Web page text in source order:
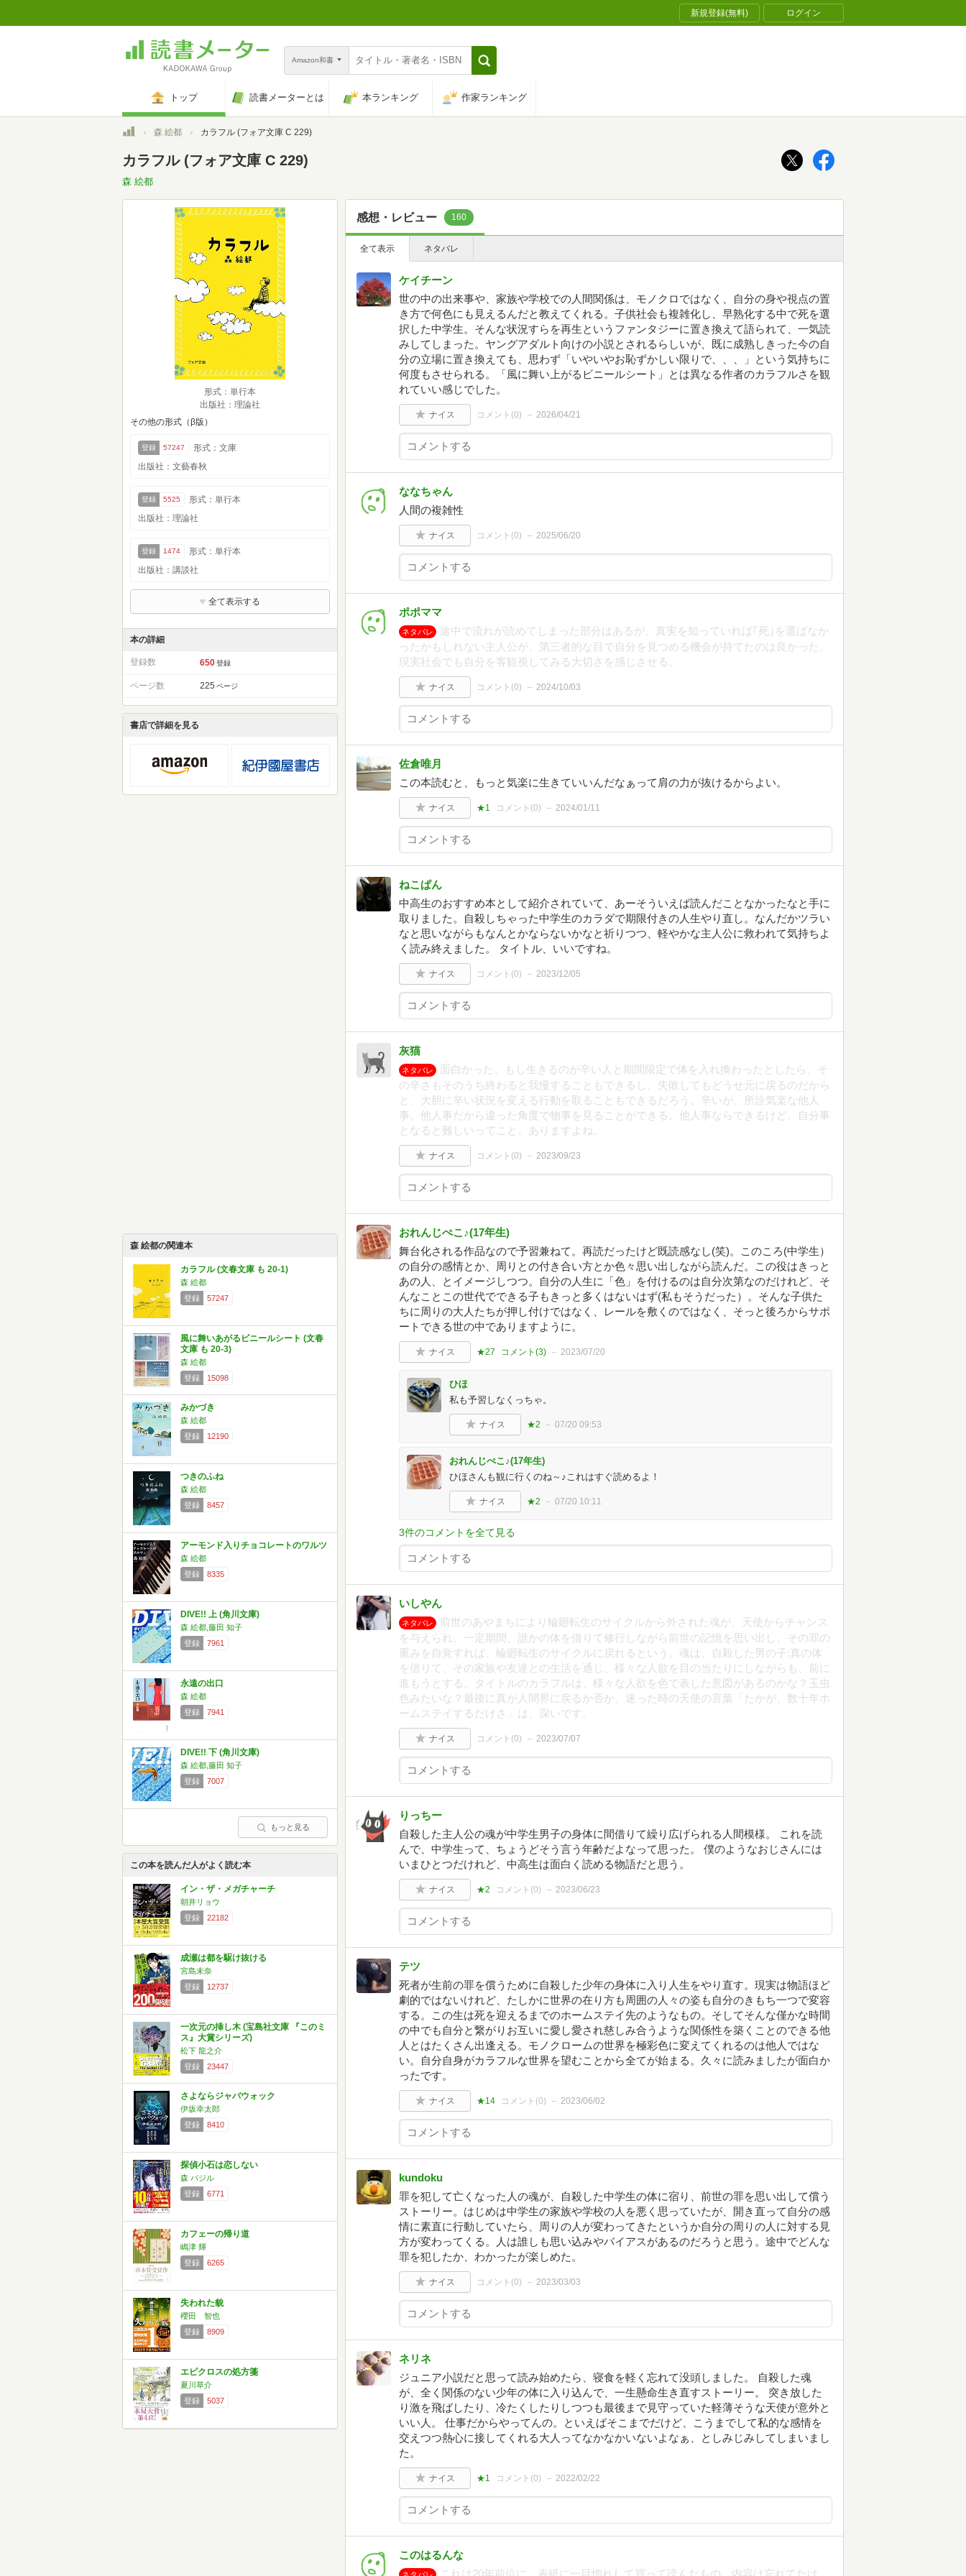
新規登録(無料) ログイン
Amazon和書
トップ 読書メーターとは 本ランキング 作家ランキング
トップ森 絵都 カラフル (フォア文庫 C 229)
カラフル (フォア文庫 C 229)
森 絵都
形式：単行本
出版社：理論社
その他の形式（β版）
登録 57247
形式：文庫
出版社：文藝春秋
登録 5525
形式：単行本
出版社：理論社
登録 1474
形式：単行本
出版社：講談社
全て表示する
本の詳細
登録数 650 登録
ページ数 225 ページ
書店で詳細を見る
森 絵都の関連本
カラフル (文春文庫 も 20-1)
森 絵都
登録
57247
風に舞いあがるビニールシート (文春
文庫 も 20-3)
森 絵都
登録
15098
みかづき
森 絵都
登録
12190
つきのふね
森 絵都
登録
8457
アーモンド入りチョコレートのワルツ
森 絵都
登録
8335
DIVE!! 上 (角川文庫)
森 絵都,藤田 知子
登録
7961
永遠の出口
森 絵都
登録
7941
DIVE!! 下 (角川文庫)
森 絵都,藤田 知子
登録
7007
もっと見る
この本を読んだ人がよく読む本
イン・ザ・メガチャーチ
朝井リョウ
登録
22182
成瀬は都を駆け抜ける
宮島未奈
登録
12737
一次元の挿し木 (宝島社文庫 『このミ
ス』大賞シリーズ)
松下 龍之介
登録
23447
さよならジャバウォック
伊坂幸太郎
登録
8410
探偵小石は恋しない
森 バジル
登録
6771
カフェーの帰り道
嶋津 輝
登録
6265
失われた貌
櫻田 智也
登録
8909
エピクロスの処方箋
夏川草介
登録
5037
感想・レビュー 160
全て表示 ネタバレ
ケイチーン
世の中の出来事や、家族や学校での人間関係は、モノクロではなく、自分の身や視点の置
き方で何色にも見えるんだと教えてくれる。子供社会も複雑化し、早熟化する中で死を選
択した中学生。そんな状況すらを再生というファンタジーに置き換えて語られて、一気読
みしてしまった。ヤングアダルト向けの小説とされるらしいが、既に成熟しきった今の自
分の立場に置き換えても、思わず「いやいやお恥ずかしい限りで、、、」という気持ちに
何度もさせられる。「風に舞い上がるビニールシート」とは異なる作者のカラフルさを観
れていい感じでした。
ナイス コメント(0) 2026/04/21
ななちゃん
人間の複雑性
ナイス コメント(0) 2025/06/20
ポポママ
ネタバレ
途中で流れが読めてしまった部分はあるが、真実を知っていれば｢死｣を選ばなか
ったかもしれない主人公が、第三者的な目で自分を見つめる機会が持てたのは良かった。
現実社会でも自分を客観視してみる大切さを感じさせる。
ナイス コメント(0) 2024/10/03
佐倉唯月
この本読むと、もっと気楽に生きていいんだなぁって肩の力が抜けるからよい。
ナイス ★1 コメント(0) 2024/01/11
ねこぱん
中高生のおすすめ本として紹介されていて、あーそういえば読んだことなかったなと手に
取りました。自殺しちゃった中学生のカラダで期限付きの人生やり直し。なんだかツラい
なと思いながらもなんとかならないかなと祈りつつ、軽やかな主人公に救われて気持ちよ
く読み終えました。 タイトル、いいですね。
ナイス コメント(0) 2023/12/05
灰猫
ネタバレ
面白かった。もし生きるのが辛い人と期間限定で体を入れ換わったとしたら、そ
の辛さもそのうち終わると我慢することもできるし、失敗してもどうせ元に戻るのだから
と、大胆に辛い状況を変える行動を取ることもできるだろう。辛いが、所詮気楽な他人
事。他人事だから違った角度で物事を見ることができる。他人事ならできるけど、自分事
となると難しいってこと、ありますよね。
ナイス コメント(0) 2023/09/23
おれんじぺこ♪(17年生)
舞台化される作品なので予習兼ねて。再読だったけど既読感なし(笑)。このころ(中学生）
の自分の感情とか、周りとの付き合い方とか色々思い出しながら読んだ。この役はきっと
あの人、とイメージしつつ。自分の人生に「色」を付けるのは自分次第なのだけれど、そ
んなことこの世代でできる子もきっと多くはないはず(私もそうだった）。そんな子供た
ちに周りの大人たちが押し付けではなく、レールを敷くのではなく、そっと後ろからサポ
ートできる世の中でありますように。
ナイス ★27 コメント(3) 2023/07/20
ひほ
私も予習しなくっちゃ。
ナイス ★2 07/20 09:53
おれんじぺこ♪(17年生)
ひほさんも観に行くのね～♪これはすぐ読めるよ！
ナイス ★2 07/20 10:11
3件のコメントを全て見る
いしやん
ネタバレ
前世のあやまちにより輪廻転生のサイクルから外された魂が、天使からチャンス
を与えられ、一定期間、誰かの体を借りて修行しながら前世の記憶を思い出し、その罪の
重みを自覚すれば、輪廻転生のサイクルに戻れるという。魂は、自殺した男の子:真の体
を借りて、その家族や友達との生活を通じ、様々な人欲を目の当たりにしながらも、前に
進もうとする。タイトルのカラフルは、様々な人欲を色で表した意図があるのかな？玉虫
色みたいな？最後に真が人間界に戻るか否か、迷った時の天使の言葉「たかが、数十年ホ
ームステイするだけさ」は、深いです。
ナイス コメント(0) 2023/07/07
りっちー
自殺した主人公の魂が中学生男子の身体に間借りて繰り広げられる人間模様。 これを読
んで、中学生って、ちょうどそう言う年齢だよなって思った。 僕のようなおじさんには
いまひとつだけれど、中高生は面白く読める物語だと思う。
ナイス ★2 コメント(0) 2023/06/23
テツ
死者が生前の罪を償うために自殺した少年の身体に入り人生をやり直す。現実は物語ほど
劇的ではないけれど、たしかに世界の在り方も周囲の人々の姿も自分のきもち一つで変容
する。この生は死を迎えるまでのホームステイ先のようなもの。そしてそんな僅かな時間
の中でも自分と繋がりお互いに愛し愛され慈しみ合うような関係性を築くことのできる他
人とはたくさん出逢える。モノクロームの世界を極彩色に変えてくれるのは他人ではな
い。自分自身がカラフルな世界を望むことから全てが始まる。久々に読みましたが面白か
ったです。
ナイス ★14 コメント(0) 2023/06/02
kundoku
罪を犯して亡くなった人の魂が、自殺した中学生の体に宿り、前世の罪を思い出して償う
ストーリー。はじめは中学生の家族や学校の人を悪く思っていたが、開き直って自分の感
情に素直に行動していたら、周りの人が変わってきたというか自分の周りの人に対する見
方が変わってくる。人は誰しも思い込みやバイアスがあるのだろうと思う。途中でどんな
罪を犯したか、わかったが楽しめた。
ナイス コメント(0) 2023/03/03
ネリネ
ジュニア小説だと思って読み始めたら、寝食を軽く忘れて没頭しました。 自殺した魂
が、全く関係のない少年の体に入り込んで、一生懸命生き直すストーリー。 突き放した
り激を飛ばしたり、冷たくしたりしつつも最後まで見守っていた軽薄そうな天使が意外と
いい人。 仕事だからやってんの。といえばそこまでだけど、こうまでして私的な感情を
交えつつ熱心に接してくれる大人ってなかなかいないよなぁ、としみじみしてしまいまし
た。
ナイス ★1 コメント(0) 2022/02/22
このはるんな
これは20年前位に、表紙に一目惚れして買って読んだもの。内容は忘れてたけ